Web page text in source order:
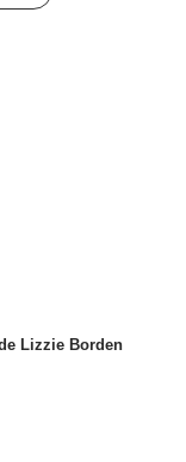
Lizzie Borden